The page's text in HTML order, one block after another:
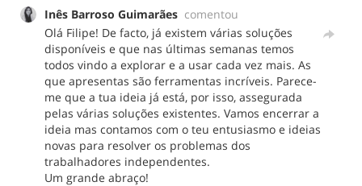
Inês Barroso Guimarães comentou
Olá Filipe! De facto, já existem várias soluções
disponíveis e que nas últimas semanas temos
todos vindo a explorar e a usar cada vez mais. As
que apresentas são ferramentas incríveis. Parece-
me que a tua ideia já está, por isso, assegurada
pelas várias soluções existentes. Vamos encerrar a
ideia mas contamos com o teu entusiasmo e ideias
novas para resolver os problemas dos
trabalhadores independentes.
Um grande abraço!